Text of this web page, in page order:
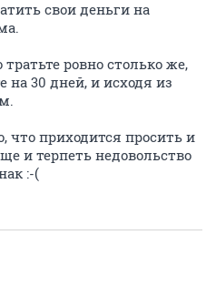
свои деньги на
ровно столько же,
на 30 дней, и исходя из
что приходится просить и
и терпеть недовольство
:-(